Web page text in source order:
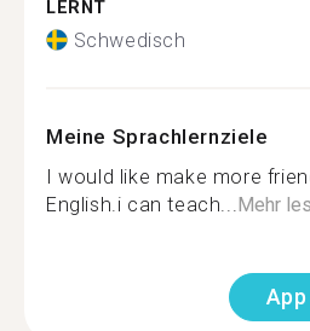
LERNT
Schwedisch
Meine Sprachlernziele
I would like make more
English.i can teach... Mehr